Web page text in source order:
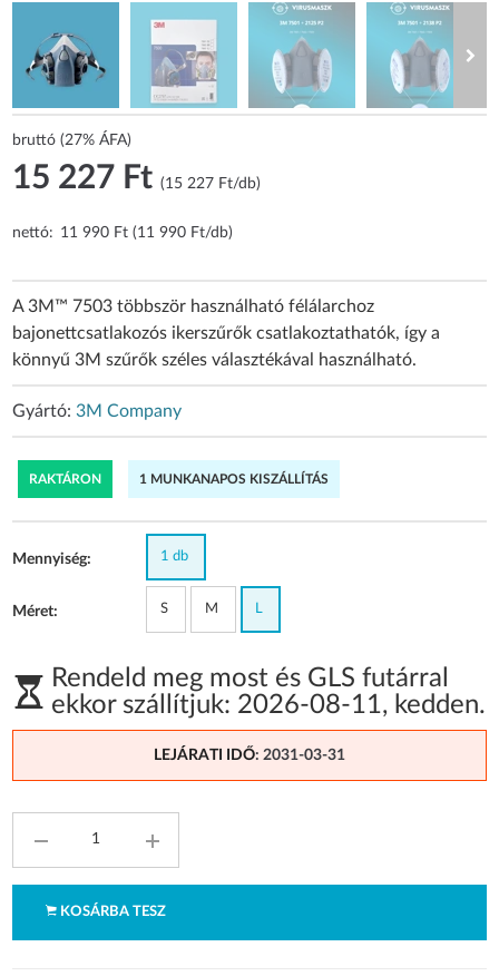
bruttó (27% ÁFA)
15 227 Ft(15 227 Ft/db)
nettó: 11 990 Ft (11 990 Ft/db)
A 3M™ 7503 többször használható félálarchoz
bajonettcsatlakozós ikerszűrők csatlakoztathatók, így a
könnyű 3M szűrők széles választékával használható.
Gyártó:3M Company
RAKTÁRON 1 MUNKANAPOS KISZÁLLÍTÁS
Mennyiség: 1 db
Méret: S M L
Rendeld meg most és GLS futárral
ekkor szállítjuk: 2026-08-11, kedden.
LEJÁRATI IDŐ: 2031-03-31
KOSÁRBA TESZ